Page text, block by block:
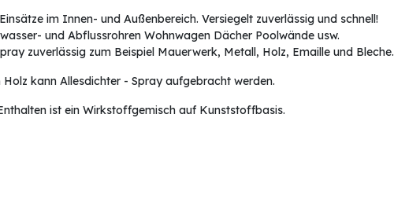
im Innen- und Außenbereich. Versiegelt zuverlässig und schnell!
und Abflussrohren Wohnwagen Dächer Poolwände usw.
zuverlässig zum Beispiel Mauerwerk, Metall, Holz, Emaille und Bleche.
kann Allesdichter - Spray aufgebracht werden.
ist ein Wirkstoffgemisch auf Kunststoffbasis.